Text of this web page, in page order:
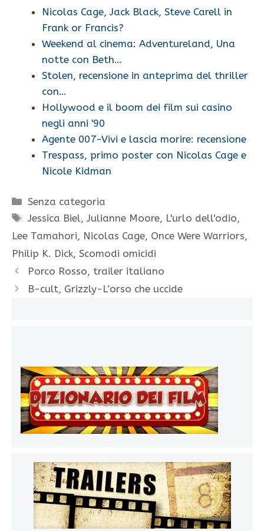
Nicolas Cage, Jack Black, Steve Carell in
Frank or Francis?
Weekend al cinema: Adventureland, Una
notte con Beth…
Stolen, recensione in anteprima del thriller
con…
Hollywood e il boom dei film sui casino
negli anni '90
Agente 007-Vivi e lascia morire: recensione
Trespass, primo poster con Nicolas Cage e
Nicole Kidman
Categorie
Senza categoria
Tag
Jessica Biel,Julianne Moore, L'urlo dell'odio,
Lee Tamahori, Nicolas Cage, Once Were Warriors,
Philip K. Dick, Scomodi omicidi
Porco Rosso, trailer italiano
B-cult, Grizzly-L’orso che uccide